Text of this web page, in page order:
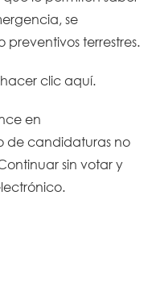
se
terrestres.
clic aquí.
en
de candidaturas no
sin votar y